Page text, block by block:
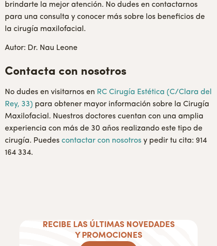
brindarte la mejor atención. No dudes en contactarnos
para una consulta y conocer más sobre los beneficios de
la cirugía maxilofacial.
Autor: Dr. Nau Leone
Contacta con nosotros
No dudes en visitarnos en RC Cirugía Estética (C/Clara del
Rey, 33) para obtener mayor información sobre la Cirugía
Maxilofacial. Nuestros doctores cuentan con una amplia
experiencia con más de 30 años realizando este tipo de
cirugía. Puedes contactar con nosotros y pedir tu cita: 914
164 334.
RECIBE LAS ÚLTIMAS NOVEDADES
Y PROMOCIONES